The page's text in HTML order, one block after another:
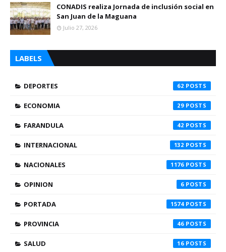
CONADIS realiza Jornada de inclusión social en
San Juan de la Maguana
Julio 27, 2026
LABELS
DEPORTES 62
ECONOMIA 29
FARANDULA 42
INTERNACIONAL 132
NACIONALES 1176
OPINION 6
PORTADA 1574
PROVINCIA 46
SALUD 16